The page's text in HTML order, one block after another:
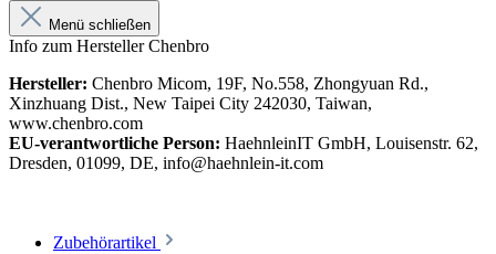
Menü schließen
Info zum Hersteller Chenbro
Hersteller: Chenbro Micom, 19F, No.558, Zhongyuan Rd.,
Xinzhuang Dist., New Taipei City 242030, Taiwan,
www.chenbro.com
EU-verantwortliche Person: HaehnleinIT GmbH, Louisenstr. 62,
Dresden, 01099, DE, info@haehnlein-it.com
Zubehörartikel